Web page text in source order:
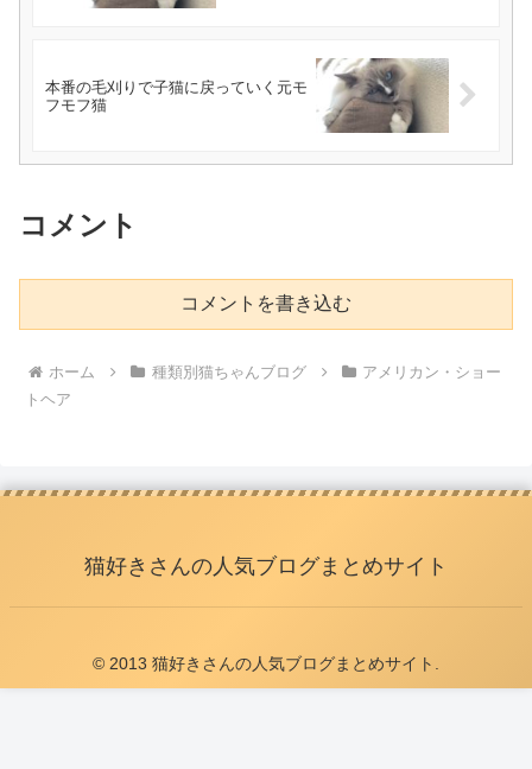
本番の毛刈りで子猫に戻っていく元モ
フモフ猫
コメント
コメントを書き込む
ホーム 種類別猫ちゃんブログ
アメリカン・ショー
トヘア
猫好きさんの人気ブログまとめサイト
© 2013 猫好きさんの人気ブログまとめサイト.